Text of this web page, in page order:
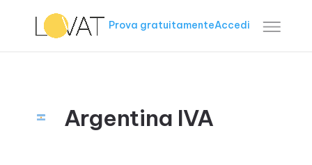
Prova gratuitamenteAccedi
Argentina IVA